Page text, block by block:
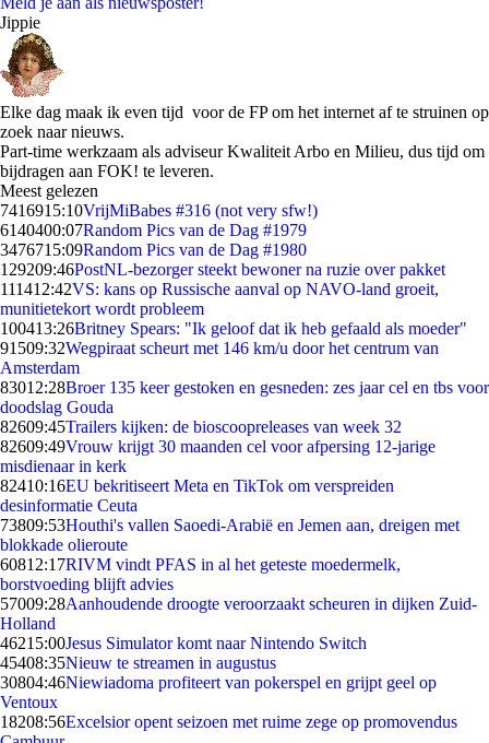
Jippie
Elke dag maak ik even tijd voor de FP om het internet af te struinen op
zoek naar nieuws.
Part-time werkzaam als adviseur Kwaliteit Arbo en Milieu, dus tijd om
bijdragen aan FOK! te leveren.
Meest gelezen
7416915:10VrijMiBabes #316 (not very sfw!)
6140400:07Random Pics van de Dag #1979
3476715:09Random Pics van de Dag #1980
129209:46PostNL-bezorger steekt bewoner na ruzie over pakket
111412:42VS: kans op Russische aanval op NAVO-land groeit,
munitietekort wordt probleem
100413:26Britney Spears: "Ik geloof dat ik heb gefaald als moeder"
91509:32Wegpiraat scheurt met 146 km/u door het centrum van
Amsterdam
83012:28Broer 135 keer gestoken en gesneden: zes jaar cel en tbs voor
doodslag Gouda
82609:45Trailers kijken: de bioscoopreleases van week 32
82609:49Vrouw krijgt 30 maanden cel voor afpersing 12-jarige
misdienaar in kerk
82410:16EU bekritiseert Meta en TikTok om verspreiden
desinformatie Ceuta
73809:53Houthi's vallen Saoedi-Arabië en Jemen aan, dreigen met
blokkade olieroute
60812:17RIVM vindt PFAS in al het geteste moedermelk,
borstvoeding blijft advies
57009:28Aanhoudende droogte veroorzaakt scheuren in dijken Zuid-
Holland
46215:00Jesus Simulator komt naar Nintendo Switch
45408:35Nieuw te streamen in augustus
30804:46Niewiadoma profiteert van pokerspel en grijpt geel op
Ventoux
18208:56Excelsior opent seizoen met ruime zege op promovendus